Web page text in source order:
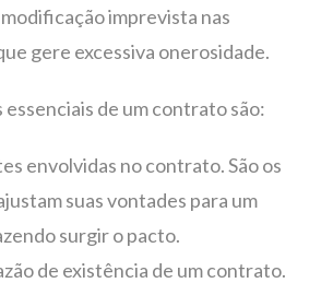
imprevista nas
gere excessiva onerosidade.
essenciais de um contrato são:
envolvidas no contrato. São os
suas vontades para um
surgir o pacto.
de existência de um contrato.